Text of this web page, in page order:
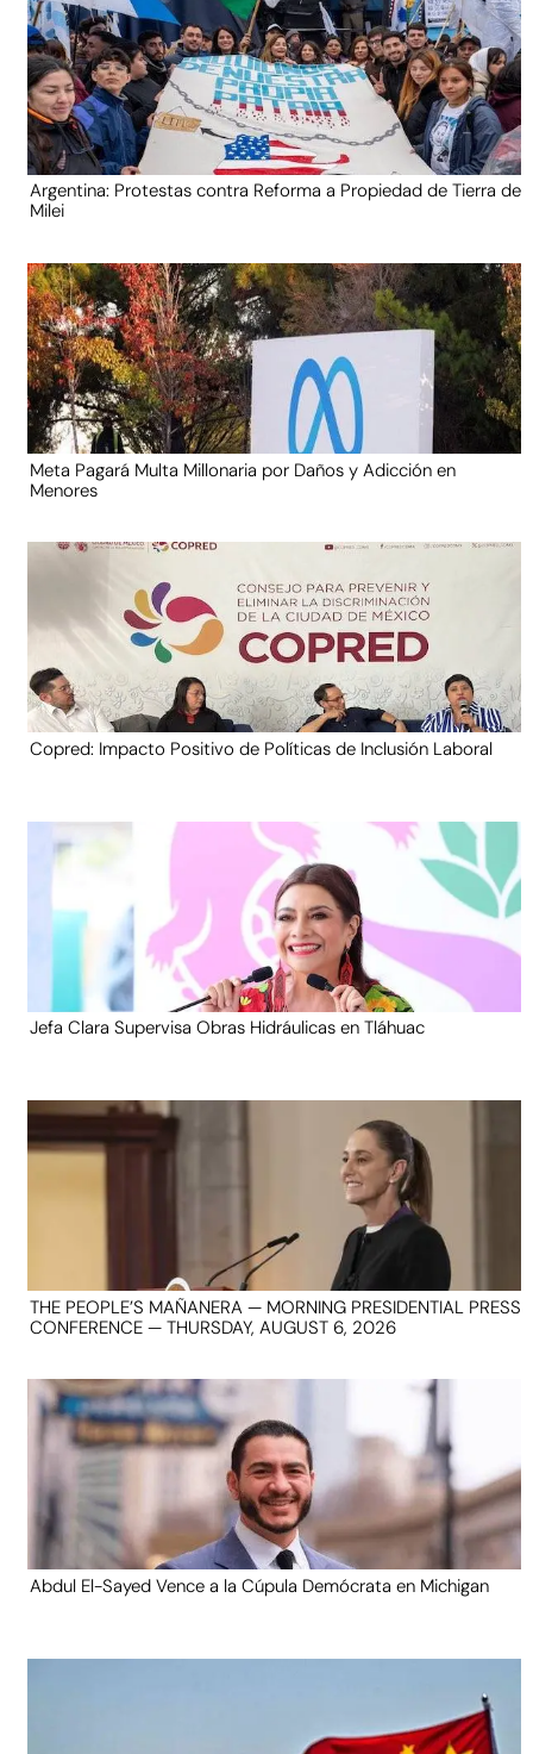
Argentina: Protestas contra Reforma a Propiedad de Tierra de
Milei
Meta Pagará Multa Millonaria por Daños y Adicción en
Menores
Copred: Impacto Positivo de Políticas de Inclusión Laboral
Jefa Clara Supervisa Obras Hidráulicas en Tláhuac
THE PEOPLE’S MAÑANERA — MORNING PRESIDENTIAL PRESS
CONFERENCE — THURSDAY, AUGUST 6, 2026
Abdul El-Sayed Vence a la Cúpula Demócrata en Michigan